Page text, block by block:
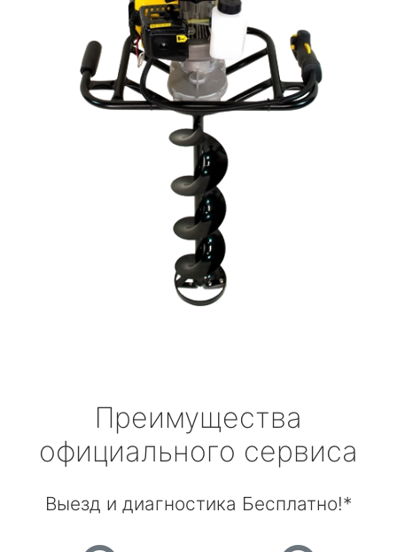
Преимущества
официального сервиса
Выезд и диагностика Бесплатно!*